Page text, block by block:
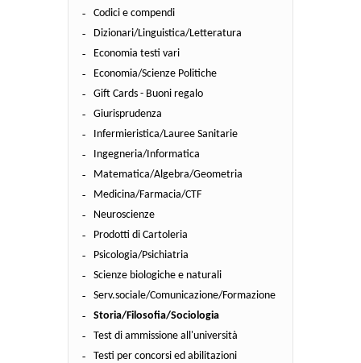
Codici e compendi
Dizionari/Linguistica/Letteratura
Economia testi vari
Economia/Scienze Politiche
Gift Cards - Buoni regalo
Giurisprudenza
Infermieristica/Lauree Sanitarie
Ingegneria/Informatica
Matematica/Algebra/Geometria
Medicina/Farmacia/CTF
Neuroscienze
Prodotti di Cartoleria
Psicologia/Psichiatria
Scienze biologiche e naturali
Serv.sociale/Comunicazione/Formazione
Storia/Filosofia/Sociologia
Test di ammissione all'università
Testi per concorsi ed abilitazioni